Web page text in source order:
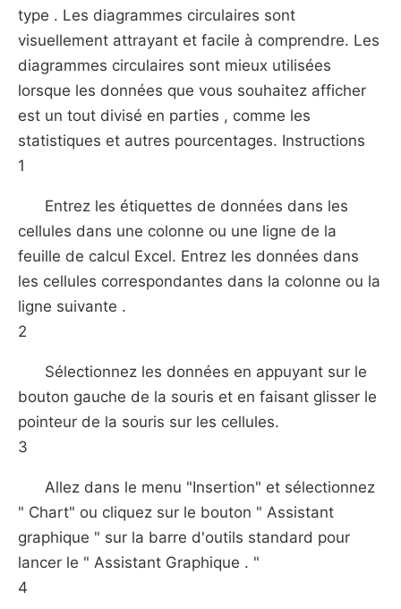
type . Les diagrammes circulaires sont
visuellement attrayant et facile à comprendre. Les
diagrammes circulaires sont mieux utilisées
lorsque les données que vous souhaitez afficher
est un tout divisé en parties , comme les
statistiques et autres pourcentages. Instructions
1
Entrez les étiquettes de données dans les
cellules dans une colonne ou une ligne de la
feuille de calcul Excel. Entrez les données dans
les cellules correspondantes dans la colonne ou la
ligne suivante .
2
Sélectionnez les données en appuyant sur le
bouton gauche de la souris et en faisant glisser le
pointeur de la souris sur les cellules.
3
Allez dans le menu "Insertion" et sélectionnez
" Chart" ou cliquez sur le bouton " Assistant
graphique " sur la barre d'outils standard pour
lancer le " Assistant Graphique . "
4